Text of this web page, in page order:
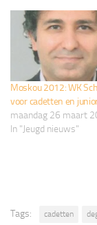
Moskou 2012: WK
voor cadetten en
maandag 26 maart
In "Jeugd nieuws"
Tags: cadetten